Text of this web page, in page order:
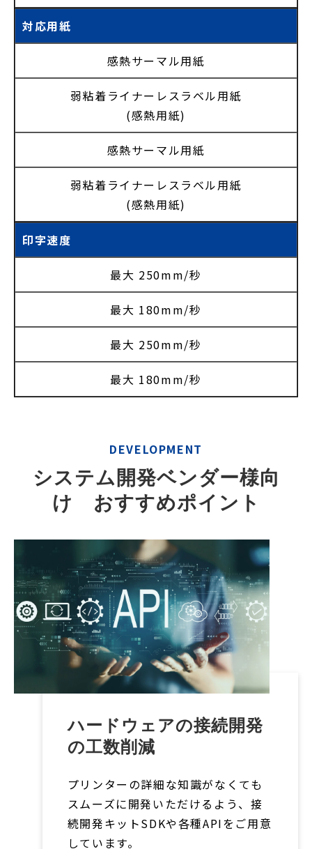
対応用紙
感熱サーマル用紙
弱粘着ライナーレスラベル用紙
(感熱用紙)
感熱サーマル用紙
弱粘着ライナーレスラベル用紙
(感熱用紙)
印字速度
最大 250mm/秒
最大 180mm/秒
最大 250mm/秒
最大 180mm/秒
DEVELOPMENT
システム開発ベンダー様向
け　おすすめポイント
ハードウェアの接続開発
の工数削減
プリンターの詳細な知識がなくても
スムーズに開発いただけるよう、接
続開発キットSDKや各種APIをご用意
しています。